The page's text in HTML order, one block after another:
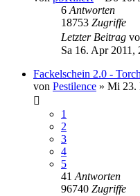
6 Antworten
18753 Zugriffe
Letzter Beitrag
Sa 16. Apr 2011,
Fackelschein 2.0 -
von Pestilence » Mi 23.
1
2
3
4
5
41 Antworten
96740 Zugriffe